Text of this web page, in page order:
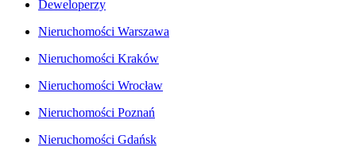
Deweloperzy
Nieruchomości Warszawa
Nieruchomości Kraków
Nieruchomości Wrocław
Nieruchomości Poznań
Nieruchomości Gdańsk